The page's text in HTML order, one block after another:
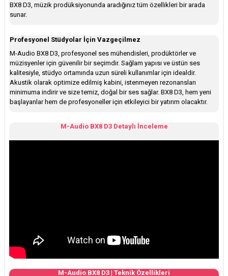
BX8 D3, müzik prodüksiyonunda aradığınız tüm özellikleri bir arada
sunar.
Profesyonel Stüdyolar İçin Vazgeçilmez
M-Audio BX8 D3, profesyonel ses mühendisleri, prodüktörler ve
müzisyenler için güvenilir bir seçimdir. Sağlam yapısı ve üstün ses
kalitesiyle, stüdyo ortamında uzun süreli kullanımlar için idealdir.
Akustik olarak optimize edilmiş kabini, istenmeyen rezonansları
minimuma indirir ve size temiz, doğal bir ses sağlar. BX8 D3, hem yeni
başlayanlar hem de profesyoneller için etkileyici bir yatırım olacaktır.
M-Audio BX8 D3 Detaylı İnceleme
M-Audio BX8 D3 | Teknik Özellikleri